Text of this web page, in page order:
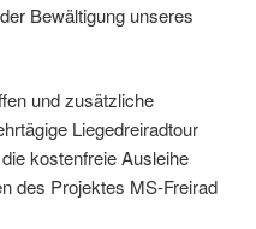
Bewältigung unseres
und zusätzliche
Liegedreiradtour
kostenfreie Ausleihe
des Projektes MS-Freirad